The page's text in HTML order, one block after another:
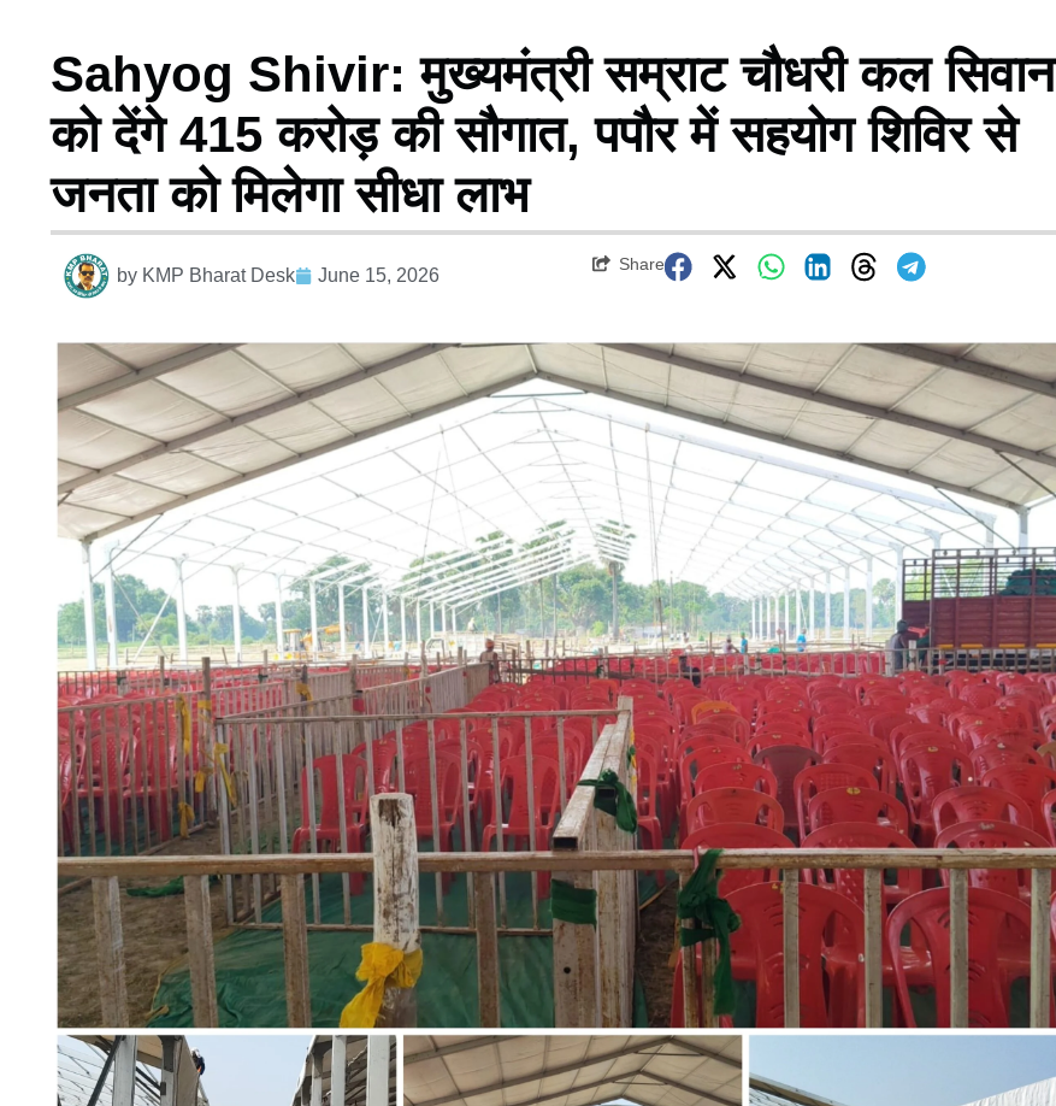
Sahyog Shivir: मुख्यमंत्री सम्राट चौधरी कल सिवान
को देंगे 415 करोड़ की सौगात, पपौर में सहयोग शिविर से
जनता को मिलेगा सीधा लाभ
by KMP Bharat Desk June 15, 2026
Share